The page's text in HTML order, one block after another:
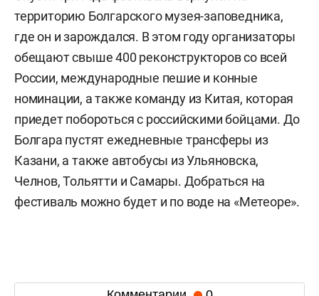
территорию Болгарского музея-заповедника,
где он и зарождался. В этом году организаторы
обещают свыше 400 реконструкторов со всей
России, международные пешие и конные
номинации, а также команду из Китая, которая
приедет побороться с российскими бойцами. До
Болгара пустят ежедневные трансферы из
Казани, а также автобусы из Ульяновска,
Челнов, Тольятти и Самары. Добраться на
фестиваль можно будет и по воде на «Метеоре».